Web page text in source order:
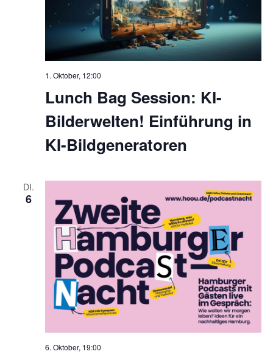
Lunch Bag Session: KI-
Bilderwelten! Einführung in
KI-Bildgeneratoren
1. Oktober, 12:00
DI.
6
6. Oktober, 19:00